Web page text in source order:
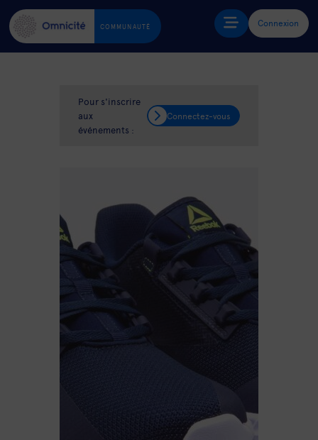
COMMUNAUTÉ Connexion
Pour s'inscrire
aux
événements :
Connectez-vous